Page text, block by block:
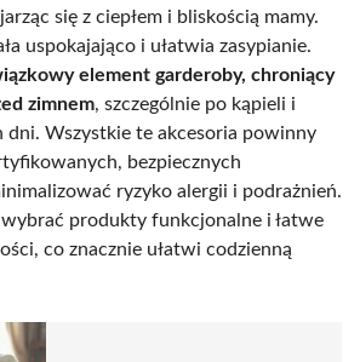
się z ciepłem i bliskością mamy.
uspokajająco i ułatwia zasypianie.
element garderoby, chroniący
zimnem, szczególnie po kąpieli i
dni. Wszystkie te akcesoria powinny
bezpiecznych
ryzyko alergii i podrażnień.
produkty funkcjonalne i łatwe
co znacznie ułatwi codzienną